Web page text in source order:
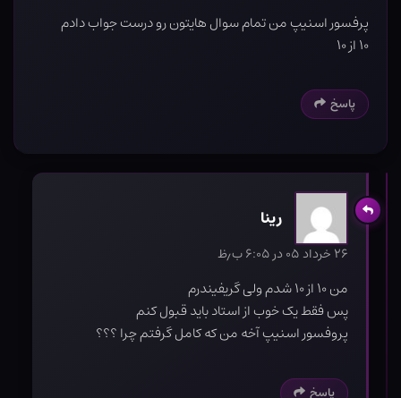
پرفسور اسنیپ من تمام سوال هایتون رو درست جواب دادم
۱۰ از ۱۰
پاسخ
رینا
۲۶ خرداد ۰۵ در ۶:۰۵ ب٫ظ
من ۱۰ از ۱۰ شدم ولی گریفیندرم
پس فقط یک خوب از استاد باید قبول کنم
پروفسور اسنیپ آخه من که کامل گرفتم چرا ؟؟؟
پاسخ